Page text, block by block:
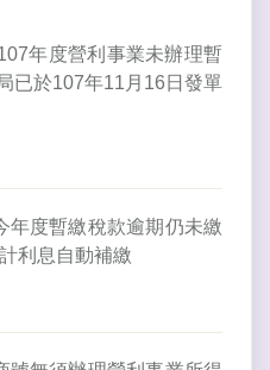
年度營利事業未辦理暫
已於107年11月16日發單
年度暫繳稅款逾期仍未繳
利息自動補繳